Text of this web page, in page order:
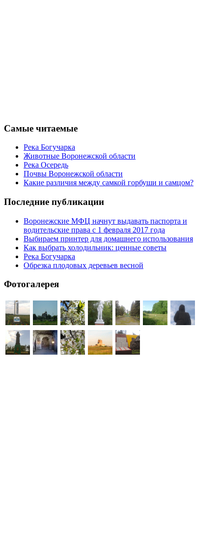
Самые читаемые
Река Богучарка
Животные Воронежской области
Река Осередь
Почвы Воронежской области
Какие различия между самкой горбуши и самцом?
Последние публикации
Воронежские МФЦ начнут выдавать паспорта и
водительские права с 1 февраля 2017 года
Выбираем принтер для домашнего использования
Как выбрать холодильник: ценные советы
Река Богучарка
Обрезка плодовых деревьев весной
Фотогалерея